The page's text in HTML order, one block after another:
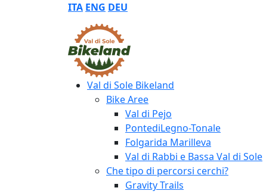
ITA ENG DEU
Val di Sole Bikeland
Bike Aree
Val di Pejo
PontediLegno-Tonale
Folgarida Marilleva
Val di Rabbi e Bassa Val di Sole
Che tipo di percorsi cerchi?
Gravity Trails